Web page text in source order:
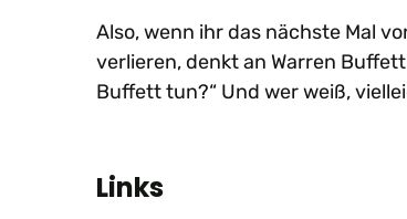
Also, wenn ihr das nächste Mal
verlieren, denkt an Warren
Buffett tun?“ Und wer weiß,
Links